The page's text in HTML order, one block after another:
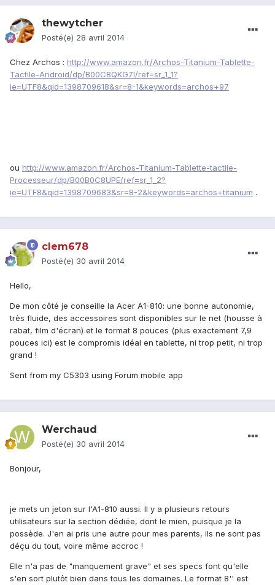
thewytcher
Posté(e) 28 avril 2014
Chez Archos : http://www.amazon.fr/Archos-Titanium-Tablette-
Tactile-Android/dp/B00CBQKG7I/ref=sr_1_1?
ie=UTF8&qid=1398709618&sr=8-1&keywords=archos+97
ou http://www.amazon.fr/Archos-Titanium-Tablette-tactile-
Processeur/dp/B00B0C8UPE/ref=sr_1_2?
ie=UTF8&qid=1398709683&sr=8-2&keywords=archos+titanium .
clem678
Posté(e) 30 avril 2014
Hello,
De mon côté je conseille la Acer A1-810: une bonne autonomie,
très fluide, des accessoires sont disponibles sur le net (housse à
rabat, film d'écran) et le format 8 pouces (plus exactement 7,9
pouces ici) est le compromis idéal en tablette, ni trop petit, ni trop
grand !
Sent from my C5303 using Forum mobile app
Werchaud
Posté(e) 30 avril 2014
Bonjour,
je mets un jeton sur l'A1-810 aussi. Il y a plusieurs retours
utilisateurs sur la section dédiée, dont le mien, puisque je la
possède. J'en ai pris une autre pour mes parents, ils ne sont pas
déçu du tout, voire même accroc !
Elle n'a pas de "manquement grave" et ses specs font qu'elle
s'en sort plutôt bien dans tous les domaines. Le format 8'' est